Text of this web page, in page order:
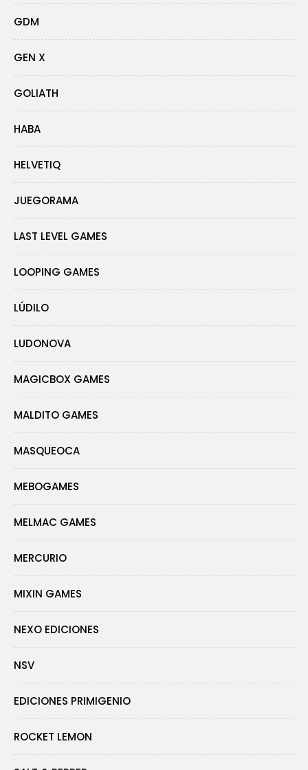
GDM
GEN X
GOLIATH
HABA
HELVETIQ
JUEGORAMA
LAST LEVEL GAMES
LOOPING GAMES
LÚDILO
LUDONOVA
MAGICBOX GAMES
MALDITO GAMES
MASQUEOCA
MEBOGAMES
MELMAC GAMES
MERCURIO
MIXIN GAMES
NEXO EDICIONES
NSV
EDICIONES PRIMIGENIO
ROCKET LEMON